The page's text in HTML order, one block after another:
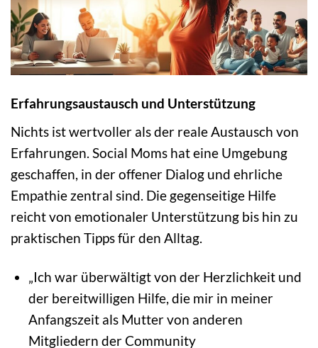
Erfahrungsaustausch und Unterstützung
Nichts ist wertvoller als der reale Austausch von
Erfahrungen. Social Moms hat eine Umgebung
geschaffen, in der offener Dialog und ehrliche
Empathie zentral sind. Die gegenseitige Hilfe
reicht von emotionaler Unterstützung bis hin zu
praktischen Tipps für den Alltag.
„Ich war überwältigt von der Herzlichkeit und
der bereitwilligen Hilfe, die mir in meiner
Anfangszeit als Mutter von anderen
Mitgliedern der Community